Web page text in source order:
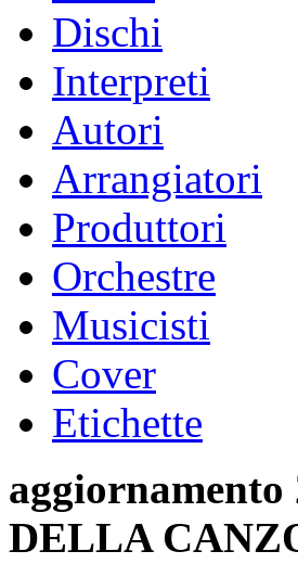
Dischi
Interpreti
Autori
Arrangiatori
Produttori
Orchestre
Musicisti
Cover
Etichette
DELLA